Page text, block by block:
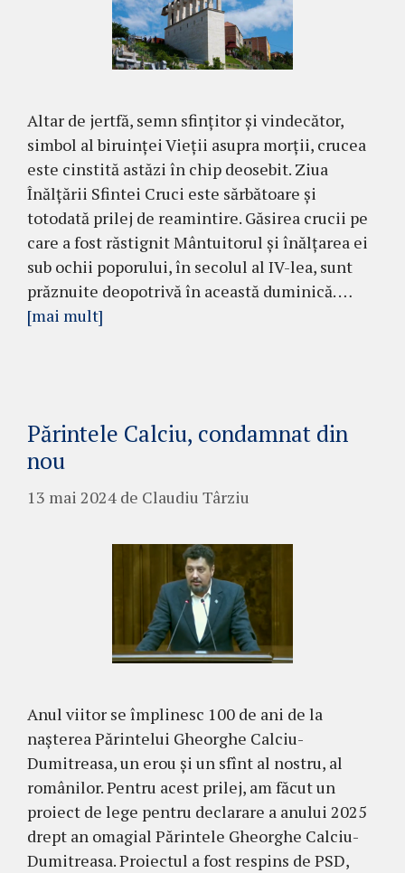
Altar de jertfă, semn sfințitor și vindecător,
simbol al biruinței Vieții asupra morții, crucea
este cinstită astăzi în chip deosebit. Ziua
Înălțării Sfintei Cruci este sărbătoare și
totodată prilej de reamintire. Găsirea crucii pe
care a fost răstignit Mântuitorul și înălțarea ei
sub ochii poporului, în secolul al IV-lea, sunt
prăznuite deopotrivă în această duminică. …
[mai mult]
Părintele Calciu, condamnat din
nou
13 mai 2024 de Claudiu Târziu
Anul viitor se împlinesc 100 de ani de la
nașterea Părintelui Gheorghe Calciu-
Dumitreasa, un erou și un sfînt al nostru, al
românilor. Pentru acest prilej, am făcut un
proiect de lege pentru declarare a anului 2025
drept an omagial Părintele Gheorghe Calciu-
Dumitreasa. Proiectul a fost respins de PSD,